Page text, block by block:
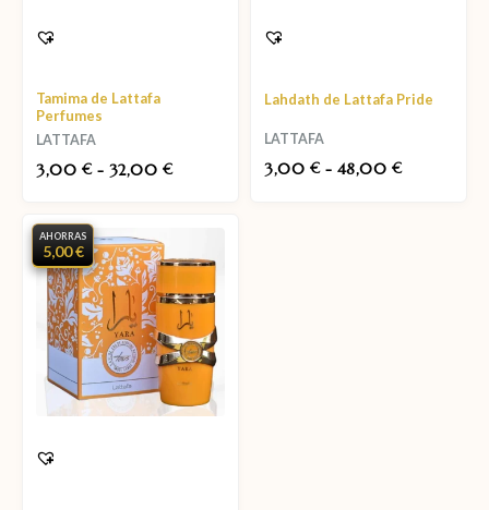
Tamima de Lattafa
Perfumes
LATTAFA
3,00 € - 32,00 €
Lahdath de Lattafa Pride
LATTAFA
3,00 € - 48,00 €
AHORRAS
5,00 €